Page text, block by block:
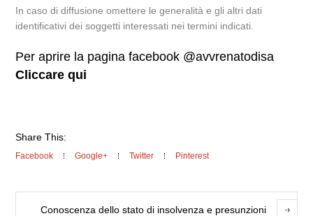
In caso di diffusione omettere le generalità e gli altri dati
identificativi dei soggetti interessati nei termini indicati.
Per aprire la pagina facebook @avvrenatodisa
Cliccare qui
Share This:
Facebook Google+ Twitter Pinterest
Conoscenza dello stato di insolvenza e presunzioni